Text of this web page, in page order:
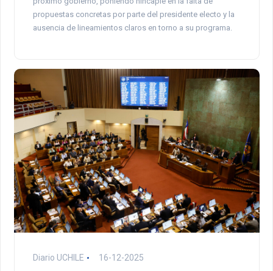
propuestas concretas por parte del presidente electo y la
ausencia de lineamientos claros en torno a su programa.
Diario UCHILE 16-12-2025